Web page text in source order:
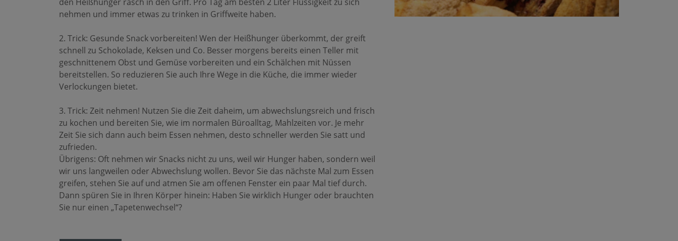
nehmen und immer etwas zu trinken in Griffweite haben.
2. Trick: Gesunde Snack vorbereiten! Wen der Heißhunger überkommt, der greift
schnell zu Schokolade, Keksen und Co. Besser morgens bereits einen Teller mit
geschnittenem Obst und Gemüse vorbereiten und ein Schälchen mit Nüssen
bereitstellen. So reduzieren Sie auch Ihre Wege in die Küche, die immer wieder
Verlockungen bietet.
3. Trick: Zeit nehmen! Nutzen Sie die Zeit daheim, um abwechslungsreich und frisch
zu kochen und bereiten Sie, wie im normalen Büroalltag, Mahlzeiten vor. Je mehr
Zeit Sie sich dann auch beim Essen nehmen, desto schneller werden Sie satt und
zufrieden.
Übrigens: Oft nehmen wir Snacks nicht zu uns, weil wir Hunger haben, sondern weil
wir uns langweilen oder Abwechslung wollen. Bevor Sie das nächste Mal zum Essen
greifen, stehen Sie auf und atmen Sie am offenen Fenster ein paar Mal tief durch.
Dann spüren Sie in Ihren Körper hinein: Haben Sie wirklich Hunger oder brauchten
Sie nur einen „Tapetenwechsel“?